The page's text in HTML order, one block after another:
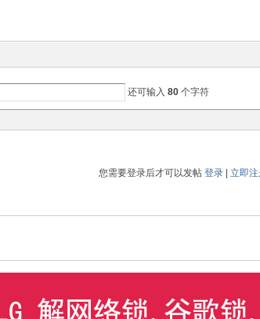
还可输入80 个字符
您需要登录后才可以发帖登录 |立即